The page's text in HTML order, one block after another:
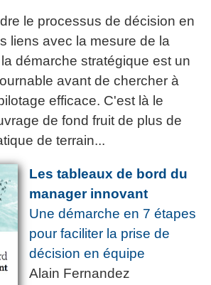
le processus de décision en
liens avec la mesure de la
démarche stratégique est un
avant de chercher à
efficace. C'est là le
de fond fruit de plus de
de terrain...
Les tableaux de bord du
manager innovant
Une démarche en 7 étapes
pour faciliter la prise de
décision en équipe
Alain Fernandez